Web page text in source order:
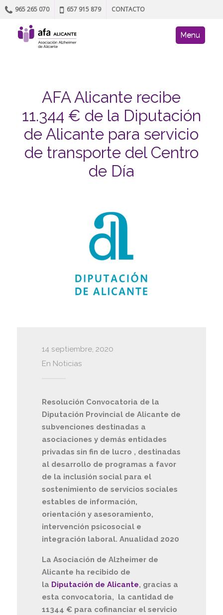
965 265 070 657 915 879 CONTACTO
AFA site
Skip to content
Menu
AFA Alicante recibe
11.344 € de la Diputación
de Alicante para servicio
de transporte del Centro
de Día
14 septiembre, 2020
En Noticias
Resolución Convocatoria de la
Diputación Provincial de Alicante de
subvenciones destinadas a
asociaciones y demás entidades
privadas sin fin de lucro , destinadas
al desarrollo de programas a favor
de la inclusión social para el
sostenimiento de servicios sociales
estables de información,
orientación y asesoramiento,
intervención psicosocial e
integración laboral. Anualidad 2020
La Asociación de Alzheimer de
Alicante ha recibido de
la Diputación de Alicante, gracias a
esta convocatoria, la cantidad de
11344 € para cofinanciar el servicio